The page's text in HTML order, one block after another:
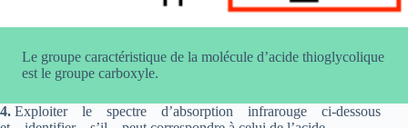
Le groupe caractéristique de la molécule d’acide thioglycolique
est le groupe carboxyle.
4. Exploiter le spectre d’absorption infrarouge ci-dessous